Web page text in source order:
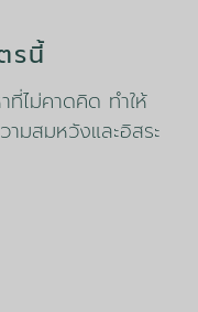
รนี้
ที่ไม่คาดคิด ทำให้
มสมหวังและอิสระ